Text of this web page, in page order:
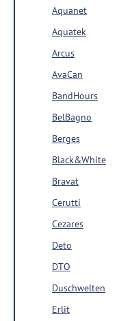
Aquanet
Aquatek
Arcus
AvaCan
BandHours
BelBagno
Berges
Black&White
Bravat
Cerutti
Cezares
Deto
DTO
Duschwelten
Erlit